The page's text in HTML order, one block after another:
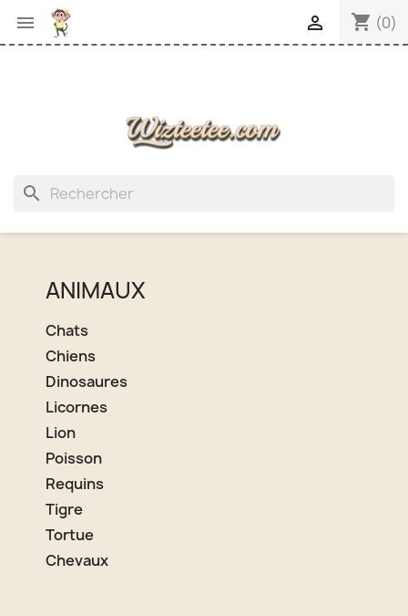
 shopping_cart (0)

search
ANIMAUX
Chats
Chiens
Dinosaures
Licornes
Lion
Poisson
Requins
Tigre
Tortue
Chevaux